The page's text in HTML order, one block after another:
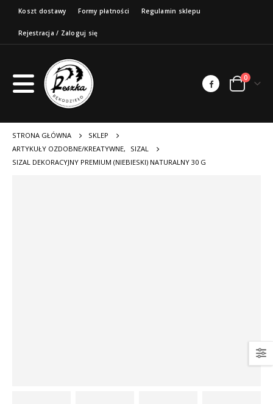
Koszt dostawy Formy płatności Regulamin sklepu
Rejestracja / Zaloguj się
0
STRONA GŁÓWNA
SKLEP
ARTYKUŁY OZDOBNE/KREATYWNE,
SIZAL
SIZAL DEKORACYJNY PREMIUM (NIEBIESKI) NATURALNY 30 G